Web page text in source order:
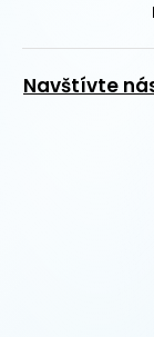
Navštívte